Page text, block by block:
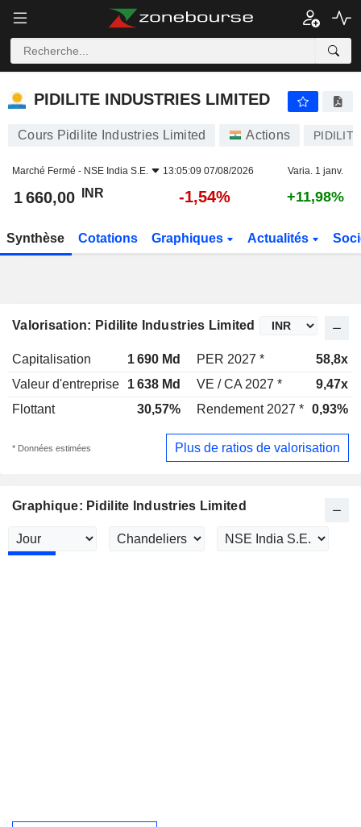
PIDILITE INDUSTRIES LIMITED
Cours Pidilite Industries Limited Actions
Marché Fermé - NSE India S.E. 13:05:09 07/08/2026 Varia. 1 janv.
1 660,00 INR -1,54% +11,98%
Synthèse Cotations Graphiques Actualités
Valorisation: Pidilite Industries Limited
Capitalisation 1 690 Md PER 2027 *
58,8x
Valeur d'entreprise
1 638 Md VE / CA 2027 *
9,47x
Flottant
30,57% Rendement 2027 * 0,93%
* Données estimées Plus de ratios de valorisation
Graphique: Pidilite Industries Limited